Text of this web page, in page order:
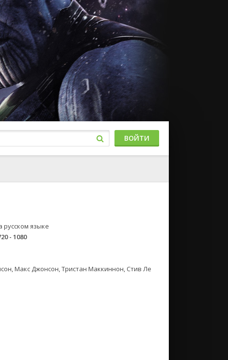
ВОЙТИ
русском языке
- 1080
Макс Джонсон, Тристан Маккиннон, Стив Ле